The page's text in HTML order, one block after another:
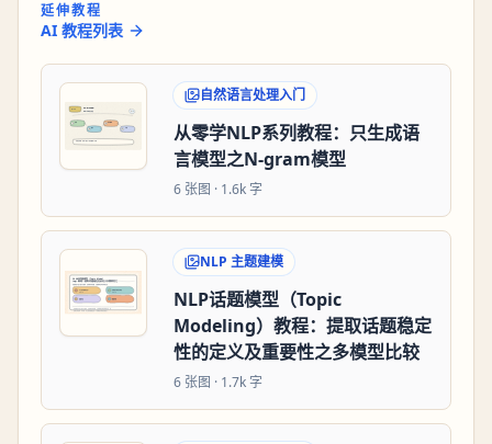
延伸教程
AI 教程列表
自然语言处理入门
从零学NLP系列教程：只生成语
言模型之N-gram模型
6 张图 · 1.6k 字
NLP 主题建模
NLP话题模型（Topic
Modeling）教程：提取话题稳定
性的定义及重要性之多模型比较
6 张图 · 1.7k 字